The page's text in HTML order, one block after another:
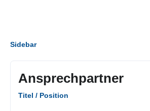
Sidebar
Ansprechpartner
Titel / Position